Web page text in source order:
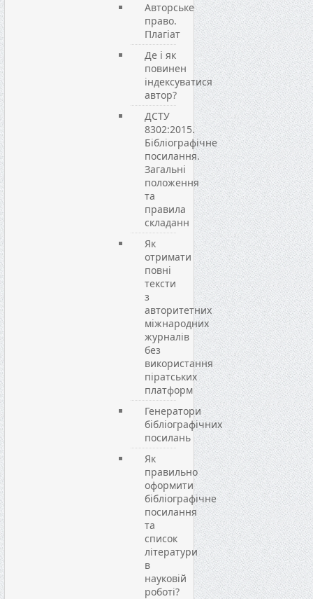
Авторське
право.
Плагіат
Де і як
повинен
індексуватися
автор?
ДСТУ
8302:2015.
Бібліографічне
посилання.
Загальні
положення
та
правила
складанн
Як
отримати
повні
тексти
з
авторитетних
міжнародних
журналів
без
використання
піратських
платформ
Генератори
бібліографічних
посилань
Як
правильно
оформити
бібліографічне
посилання
та
список
літератури
в
науковій
роботі?